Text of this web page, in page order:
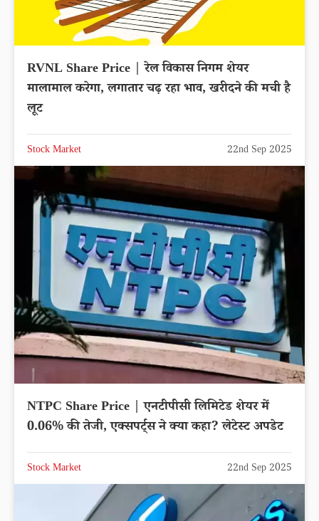
RVNL Share Price | रेल विकास निगम शेयर
मालामाल करेगा, लगातार चढ़ रहा भाव, खरीदने की मची है
लूट
Stock Market 22nd Sep 2025
NTPC Share Price | एनटीपीसी लिमिटेड शेयर में
0.06% की तेजी, एक्सपर्ट्स ने क्या कहा? लेटेस्ट अपडेट
Stock Market 22nd Sep 2025